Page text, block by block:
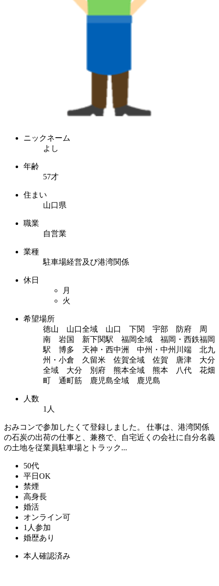
ニックネーム
よし
年齢
57才
住まい
山口県
職業
自営業
業種
駐車場経営及び港湾関係
休日
月
火
希望場所
徳山 山口全域 山口 下関 宇部 防府 周
南 岩国 新下関駅 福岡全域 福岡・西鉄福岡
駅 博多 天神・西中洲 中州・中州川端 北九
州・小倉 久留米 佐賀全域 佐賀 唐津 大分
全域 大分 別府 熊本全域 熊本 八代 花畑
町 通町筋 鹿児島全域 鹿児島
人数
1人
おみコンで参加したくて登録しました。 仕事は、港湾関係
の石炭の出荷の仕事と、兼務で、自宅近くの会社に自分名義
の土地を従業員駐車場とトラック...
50代
平日OK
禁煙
高身長
婚活
オンライン可
1人参加
婚歴あり
本人確認済み